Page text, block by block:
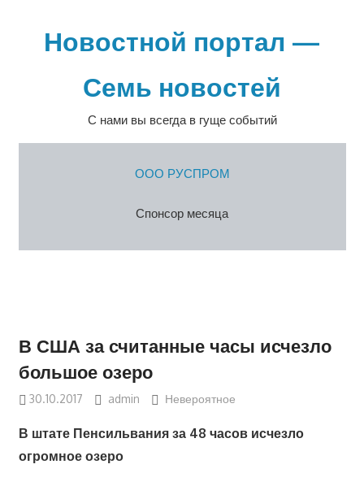
содержимомуНовостной портал —
Семь новостей
С нами вы всегда в гуще событий
ООО РУСПРОМ
Спонсор месяца
В США за считанные часы исчезло
большое озеро
30.10.2017 admin Невероятное
В штате Пенсильвания за 48 часов исчезло
огромное озеро